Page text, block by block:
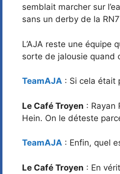
semblait marcher sur
sans un derby de la
L’AJA reste une équipe
sorte de jalousie quand
TeamAJA : Si cela était
Le Café Troyen : Rayan
Hein. On le déteste
TeamAJA : Enfin, quel
Le Café Troyen : En